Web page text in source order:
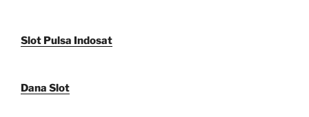
Slot Pulsa Indosat
Dana Slot